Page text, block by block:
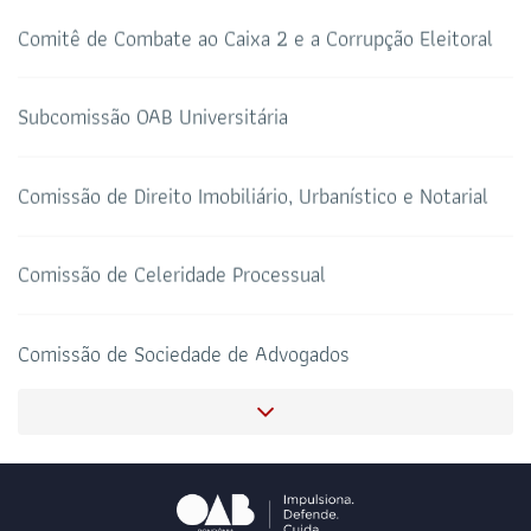
TRIBUNAL DE ÉTICA CANAL PRERROGATIVAS
Comitê de Combate ao Caixa 2 e a Corrupção Eleitoral
Subcomissão OAB Universitária
Comissão de Direito Imobiliário, Urbanístico e Notarial
Comissão de Celeridade Processual
Comissão de Sociedade de Advogados
Comissão de Direito do Terceiro Setor
Comissão de Acolhimento à Jovem Advocacia